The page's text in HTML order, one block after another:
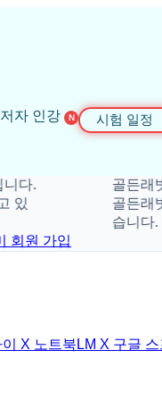
자 인강 N 시험 일정
골든래빗은
골든래빗은
습니다.
회원 가입
X 노트북LM X 구글